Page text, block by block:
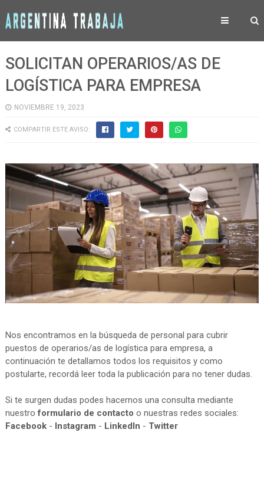
SOLICITAN OPERARIOS/AS DE
LOGÍSTICA PARA EMPRESA
NOVIEMBRE 19, 2023
COMPARTIR ESTE AVISO:
Nos encontramos en la búsqueda de personal para cubrir
puestos de operarios/as de logística para empresa, a
continuación te detallamos todos los requisitos y como
postularte, recordá leer toda la publicación para no tener dudas.
Si te surgen dudas podes hacernos una consulta mediante
nuestroformulario de contacto o nuestras redes sociales:
Facebook- Instagram - LinkedIn - Twitter